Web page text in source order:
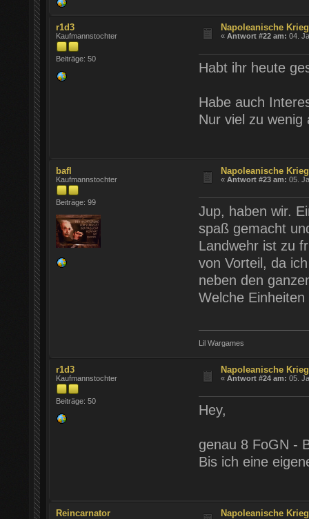
r1d3
Kaufmannstochter
Beiträge: 50
Napoleanische
«Antwort #22 am: 04.
Habt ihr heute
Habe auch
Nur viel zu wenig
bafl
Kaufmannstochter
Beiträge: 99
Napoleanische
«Antwort #23 am: 05.
Jup, haben wir.
spaß gemacht
Landwehr ist zu
von Vorteil, da
neben den
Welche
Lil Wargames
r1d3
Kaufmannstochter
Beiträge: 50
Napoleanische
«Antwort #24 am: 05.
Hey,
genau 8 FoGN -
Bis ich eine
Reincarnator Napoleanische